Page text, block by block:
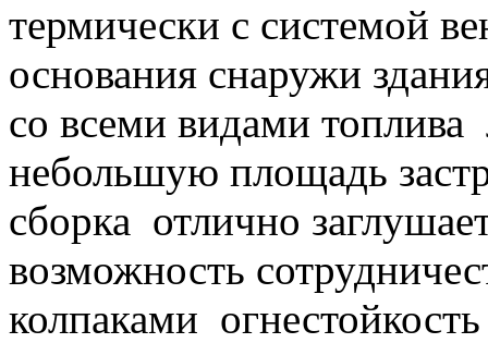
термически с системой
основания снаружи
со всеми видами топлива
небольшую площадь
сборка отлично
возможность
колпаками